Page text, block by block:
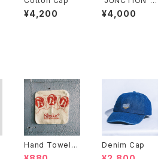
¥4,200
-Shirt
¥4,000
Hand Towel＜
Shake? ＞
Denim Cap